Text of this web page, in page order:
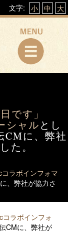
文字: 小 中 大
です」
シャルとし
CMに、弊社
た。
コラボインフォマ
、弊社が協力さ
コラボインフォ
CMに、弊社が